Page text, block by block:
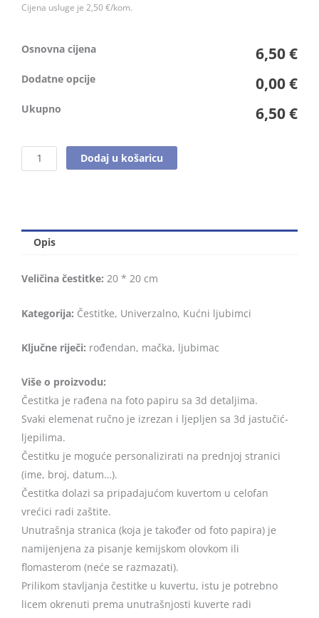
Cijena usluge je 2,50 €/kom.
Osnovna cijena 6,50 €
Dodatne opcije 0,00 €
Ukupno 6,50 €
Dodaj u košaricu
Opis
Veličina čestitke: 20 * 20 cm
Kategorija: Čestitke, Univerzalno, Kućni ljubimci
Ključne riječi: rođendan, mačka, ljubimac
Više o proizvodu:
Čestitka je rađena na foto papiru sa 3d detaljima.
Svaki elemenat ručno je izrezan i ljepljen sa 3d jastučić-
ljepilima.
Čestitku je moguće personalizirati na prednjoj stranici
(ime, broj, datum…).
Čestitka dolazi sa pripadajućom kuvertom u celofan
vrećici radi zaštite.
Unutrašnja stranica (koja je također od foto papira) je
namijenjena za pisanje kemijskom olovkom ili
flomasterom (neće se razmazati).
Prilikom stavljanja čestitke u kuvertu, istu je potrebno
licem okrenuti prema unutrašnjosti kuverte radi